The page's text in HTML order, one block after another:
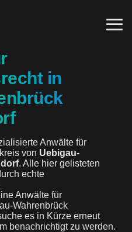
in
Anwälte für
von Uebigau-
. Alle hier gelisteten
echte
Anwälte für
Wahrenbrück
es in Kürze erneut
benachrichtigt zu werden.